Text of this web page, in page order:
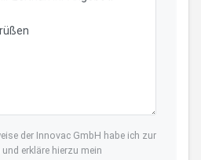
der Innovac GmbH habe ich zur
erkläre hierzu mein